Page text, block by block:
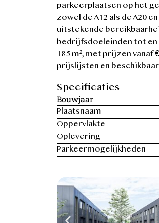
parkeerplaatsen op het
zowel de A12 als de A20
uitstekende
bedrijfsdoeleinden tot en
185 m², met prijzen vanaf
prijslijsten en
Specificaties
Bouwjaar
Plaatsnaam
Oppervlakte
Oplevering
Parkeermogelijkheden